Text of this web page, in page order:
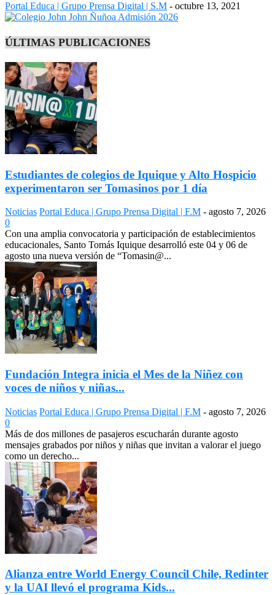
Portal Educa | Grupo Prensa Digital | S.M - octubre 13, 2021
ÚLTIMAS PUBLICACIONES
Estudiantes de colegios de Iquique y Alto Hospicio
experimentaron ser Tomasinos por 1 día
Noticias Portal Educa | Grupo Prensa Digital | F.M - agosto 7, 2026
0
Con una amplia convocatoria y participación de establecimientos
educacionales, Santo Tomás Iquique desarrolló este 04 y 06 de
agosto una nueva versión de “Tomasin@...
Fundación Integra inicia el Mes de la Niñez con
voces de niños y niñas...
Noticias Portal Educa | Grupo Prensa Digital | F.M - agosto 7, 2026
0
Más de dos millones de pasajeros escucharán durante agosto
mensajes grabados por niños y niñas que invitan a valorar el juego
como un derecho...
Alianza entre World Energy Council Chile, Redinter
y la UAI llevó el programa Kids...